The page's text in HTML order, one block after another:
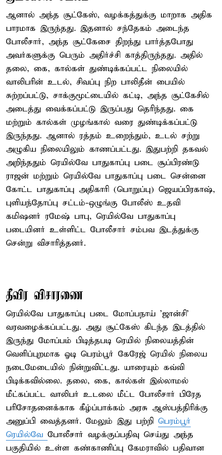
ஆனால் அந்த சூட்கேஸ், வழக்கத்துக்கு மாறாக அதிக
பாரமாக இருந்தது. இதனால் சந்தேகம் அடைந்த
போலீசார், அந்த சூட்கேசை திறந்து பார்த்தபோது
அவர்களுக்கு பெரும் அதிர்ச்சி காத்திருந்தது. அதில்
தலை, கை, கால்கள் துண்டிக்கப்பட்ட நிலையில்
வாலிபரின் உடல், சிவப்பு நிற பாலிதீன் பையில்
சுற்றப்பட்டு, சாக்குமூட்டையில் கட்டி, அந்த சூட்கேசில்
அடைத்து வைக்கப்பட்டு இருப்பது தெரிந்தது. கை
மற்றும் கால்கள் முழங்கால் வரை துண்டிக்கப்பட்டு
இருந்தது. ஆனால் ரத்தம் உறைந்தும், உடல் சற்று
அழுகிய நிலையிலும் காணப்பட்டது. இதுபற்றி தகவல்
அறிந்ததும் ரெயில்வே பாதுகாப்பு படை சூப்பிரண்டு
ராஜன் மற்றும் ரெயில்வே பாதுகாப்பு படை சென்னை
கோட்ட பாதுகாப்பு அதிகாரி (பொறுப்பு) ஜெயப்பிரகாஷ்,
புளியந்தோப்பு சட்டம்-ஒழுங்கு போலீஸ் உதவி
கமிஷனர் ரமேஷ் பாபு, ரெயில்வே பாதுகாப்பு
படையினர் உள்ளிட்ட போலீசார் சம்பவ இடத்துக்கு
சென்று விசாரித்தனர்.
தீவிர விசாரணை
ரெயில்வே பாதுகாப்பு படை மோப்பநாய் 'ஜான்சி'
வரவழைக்கப்பட்டது. அது சூட்கேஸ் கிடந்த இடத்தில்
இருந்து மோப்பம் பிடித்தபடி ரெயில் நிலையத்தின்
வெளிப்புறமாக ஓடி பெரம்பூர் கேரேஜ் ரெயில் நிலைய
நடைமேடையில் நின்றுவிட்டது. யாரையும் கவ்வி
பிடிக்கவில்லை. தலை, கை, கால்கள் இல்லாமல்
மீட்கப்பட்ட வாலிபர் உடலை மீட்ட போலீசார் பிரேத
பரிசோதனைக்காக கீழ்ப்பாக்கம் அரசு ஆஸ்பத்திரிக்கு
அனுப்பி வைத்தனர். மேலும் இது பற்றி பெரம்பூர்
ரெயில்வே போலீசார் வழக்குப்பதிவு செய்து அந்த
பகுதியில் உள்ள கண்காணிப்பு கேமராவில் பதிவான